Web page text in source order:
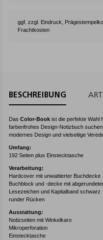
ggf. zzgl. Eindruck,
Frachtkosten
BESCHREIBUNG
Das Color-Book ist die perfekte Wahl
farbenfrohes Design-Notizbuch
modernes Design und vielseitige
Umfang:
192 Seiten plus Einstecktasche
Verarbeitung:
Hardcover mit unwattierter Buchdecke
Buchblock und -decke mit
Lesezeichen und Kapitalband schwarz
runder Rücken
Ausstattung:
Notizseiten mit Winkelkaro
Mikroperforation
Einstecktasche